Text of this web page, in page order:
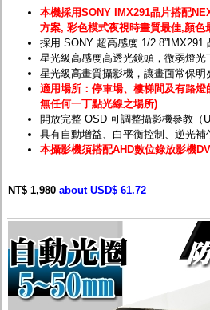
網路線用水晶頭
網路線
懶人線.同軸線.花線
線頭.插座.延長線.HDMI線
集線盒.防水盒.配線盒
變壓器.避雷器
轉接頭
偽裝嚇阻假監視器. 警示防盜貼紙
行車紀錄器.車用插座配件
電腦工業機殼
本機採用SONY IMX291晶片搭配
方案, 彩色模式夜視時畫質最佳,顏色
採用 SONY 超高感度 1/2.8”IMX291
星光級高感度高透光鏡頭，微弱燈光
星光級高畫質攝影機，讓畫面常保明
適用場所：停車場、樓梯間及有路
無任何一丁點光線之場所)
開放完整 OSD 可調整攝影機參教（
具有自動增益、白平衡控制、逆光補
本攝影機須搭配AHD數位錄放影機
NT$ 1,980 about USD$ 61.72